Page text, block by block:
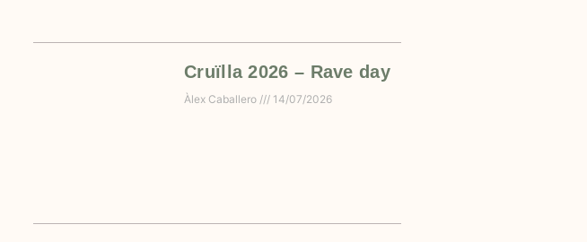
Cruïlla 2026 – Rave day
Àlex Caballero 14/07/2026